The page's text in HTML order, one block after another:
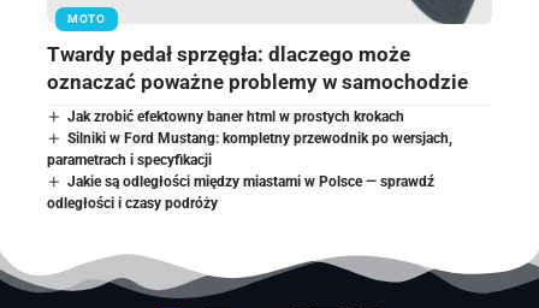
MOTO
Twardy pedał sprzęgła: dlaczego może
oznaczać poważne problemy w samochodzie
Jak zrobić efektowny baner html w prostych krokach
Silniki w Ford Mustang: kompletny przewodnik po wersjach,
parametrach i specyfikacji
Jakie są odległości między miastami w Polsce — sprawdź
odległości i czasy podróży